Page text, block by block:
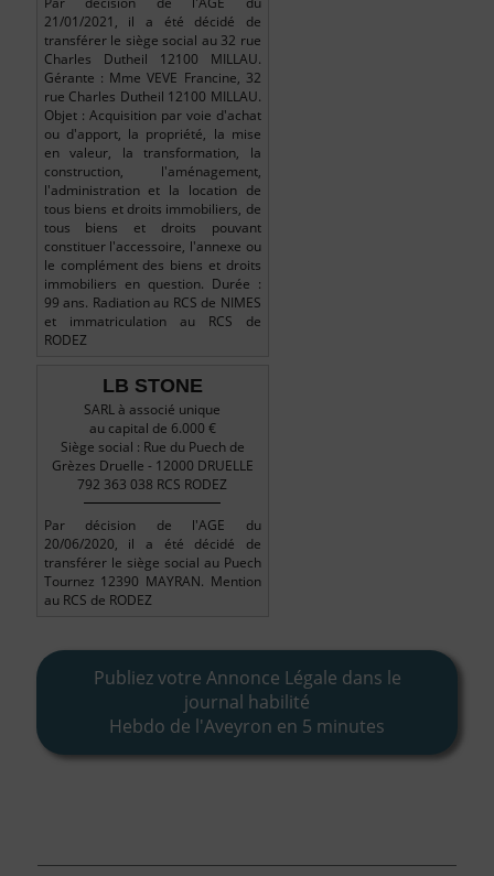
21/01/2021, il a été décidé de
transférer le siège social au 32 rue
Charles Dutheil 12100 MILLAU.
Gérante : Mme VEVE Francine, 32
rue Charles Dutheil 12100 MILLAU.
Objet : Acquisition par voie d'achat
ou d'apport, la propriété, la mise
en valeur, la transformation, la
construction, l'aménagement,
l'administration et la location de
tous biens et droits immobiliers, de
tous biens et droits pouvant
constituer l'accessoire, l'annexe ou
le complément des biens et droits
immobiliers en question. Durée :
99 ans. Radiation au RCS de NIMES
et immatriculation au RCS de
RODEZ
LB STONE
SARL à associé unique
au capital de 6.000 €
Siège social : Rue du Puech de
Grèzes Druelle - 12000 DRUELLE
792 363 038 RCS RODEZ
Par décision de l'AGE du
20/06/2020, il a été décidé de
transférer le siège social au Puech
Tournez 12390 MAYRAN. Mention
au RCS de RODEZ
Publiez votre Annonce Légale dans le
journal habilité
Hebdo de l'Aveyron en 5 minutes